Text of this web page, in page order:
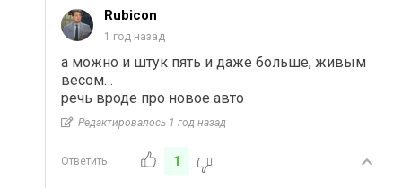
Rubicon
1 год назад
а можно и штук пять и даже больше, живым
весом…
речь вроде про новое авто
Редактировалось 1 год назад
Ответить 1